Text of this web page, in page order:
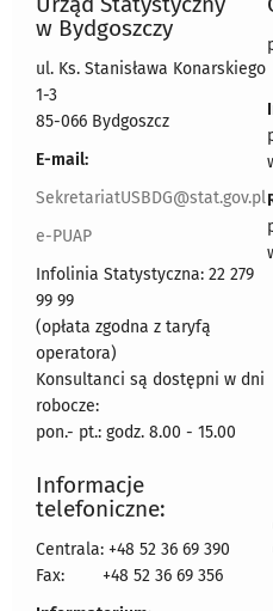
w Bydgoszczy
ul. Ks. Stanisława Konarskiego
1-3
85-066 Bydgoszcz
E-mail:
SekretariatUSBDG@stat.gov.pl
e-PUAP
Infolinia Statystyczna: 22 279
99 99
(opłata zgodna z taryfą
operatora)
Konsultanci są dostępni w dni
robocze:
pon.- pt.: godz. 8.00 - 15.00
Informacje
telefoniczne:
Centrala: +48 52 36 69 390
Fax:
+48 52 36 69 356